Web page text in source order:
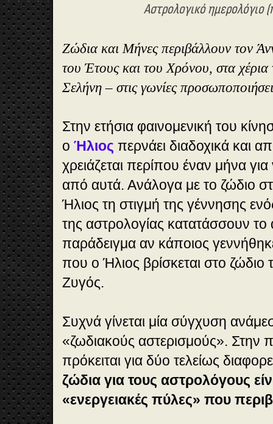
Αστρολογικό ημερολόγιο
Ζώδια και Μήνες περιβάλλουν τον
του Έτους και του Χρόνου, στα χέρια
Σελήνη – στις γωνίες
Στην ετήσια φαινομενική του
ο Ήλιος περνάει διαδοχικά και
χρειάζεται περίπου έναν μήνα
από αυτά. Ανάλογα με το ζώδιο
Ήλιος τη στιγμή της γέννησης
της αστρολογίας κατατάσσουν το
παράδειγμα αν κάποιος
που ο Ήλιος βρίσκεται στο ζώδιο
Ζυγός.
Συχνά γίνεται μία σύγχυση
«ζωδιακούς αστερισμούς». Στην
πρόκειται για δύο τελείως
ζώδια για τους αστρολόγους
«ενεργειακές πύλες» που